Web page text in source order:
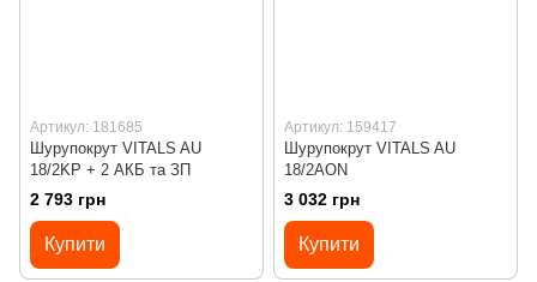
Артикул: 181685
Шурупокрут VITALS AU
18/2KP + 2 АКБ та ЗП
2 793 грн
Купити
Артикул: 159417
Шурупокрут VITALS AU
18/2AON
3 032 грн
Купити